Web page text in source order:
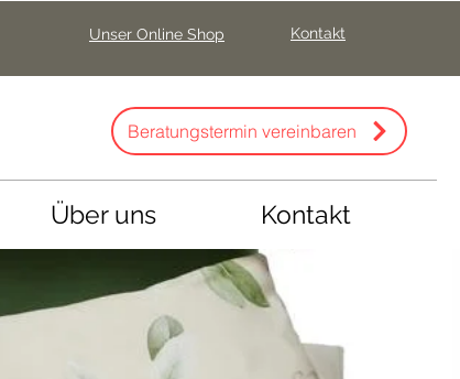
Unser Online Shop Kontakt
Beratungstermin vereinbaren
Über uns Kontakt